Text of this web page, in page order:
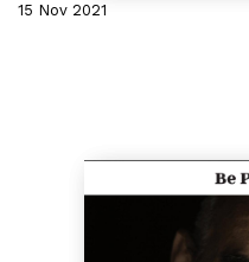
15 Nov 2021